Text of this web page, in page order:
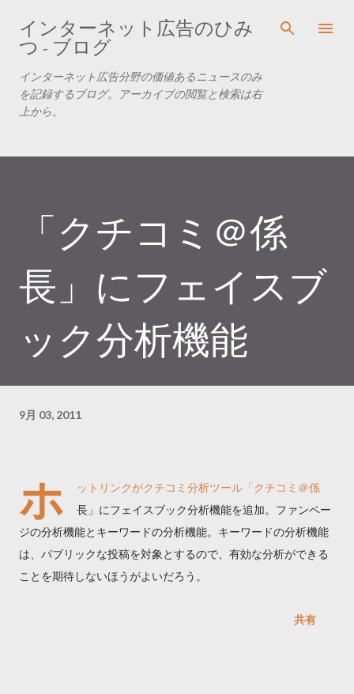
スキップしてメイン コンテンツに移動
インターネット広告のひみ
つ - ブログ
インターネット広告分野の価値あるニュースのみ
を記録するブログ。アーカイブの閲覧と検索は右
上から。
「クチコミ＠係
長」にフェイスブ
ック分析機能
9月 03, 2011
ホ
ットリンクがクチコミ分析ツール「クチコミ＠係
長」にフェイスブック分析機能を追加。ファンペー
ジの分析機能とキーワードの分析機能。キーワードの分析機能
は、パブリックな投稿を対象とするので、有効な分析ができる
ことを期待しないほうがよいだろう。
共有